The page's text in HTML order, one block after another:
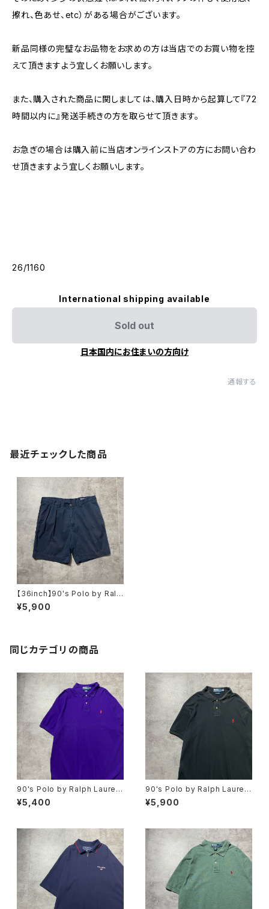
擦れ、色あせ、etc）がある場合がございます。
新品同様の完璧なお品物をお求めの方は当店でのお買い物を控
えて頂きますよう宜しくお願いします。
また、購入された商品に関しましては、購入日時から起算して『72
時間以内に』発送手続きの方を取らせて頂きます。
お急ぎの場合は購入前に当店オンラインストアの方にお問い合わ
せ頂きますよう宜しくお願いします。
26/1160
International shipping available
Sold out
日本国内にお住まいの方向け
通報する
最近チェックした商品
【36inch】90's Polo by Ralp
h Lauren ポロバイラルフロー
レン ポロチノ ジッパーフラ
¥5,900
同じカテゴリの商品
90's Polo by Ralph Lauren
ポロバイラルフローレン 刺繍
ワンポイント ポニー パープ
¥5,400
90's Polo by Ralph Lauren
ポロバイラルフローレン 刺繍
ワンポイント ポニー ブラッ
¥5,900